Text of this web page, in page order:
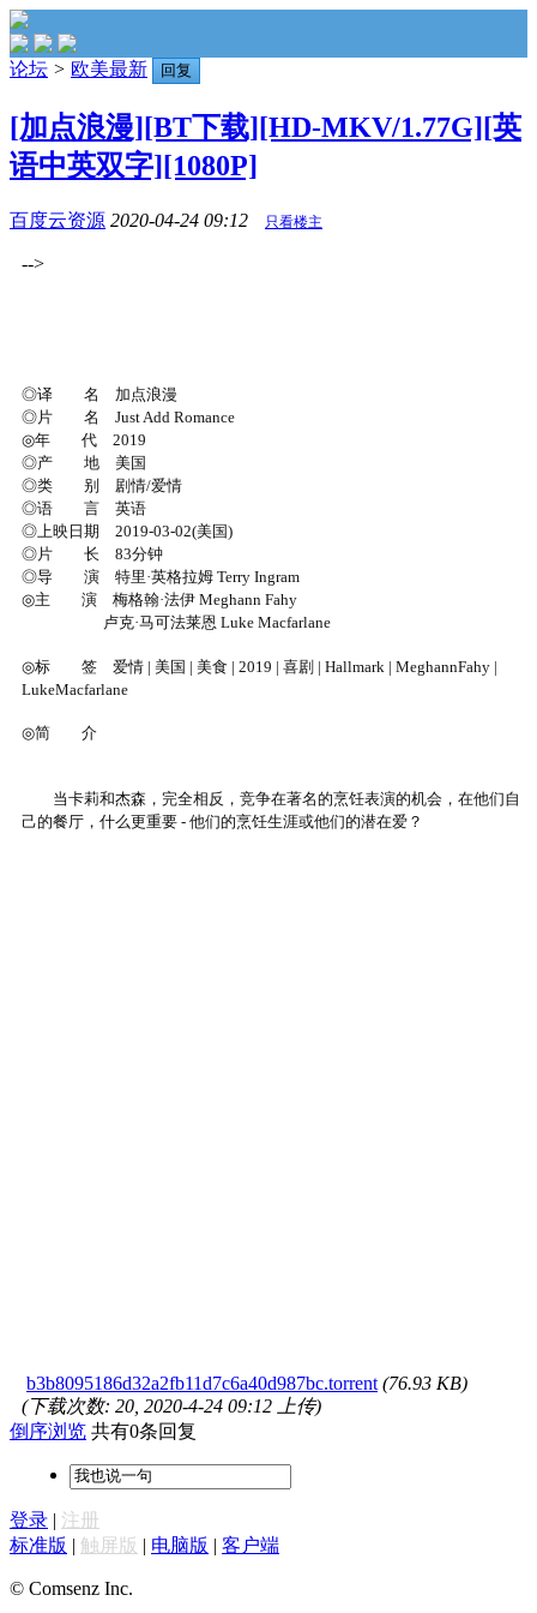
论坛 > 欧美最新 回复
[加点浪漫][BT下载][HD-MKV/1.77G][英
语中英双字][1080P]
百度云资源 2020-04-24 09:12 只看楼主
-->
◎译 名 加点浪漫
◎片 名 Just Add Romance
◎年 代 2019
◎产 地 美国
◎类 别 剧情/爱情
◎语 言 英语
◎上映日期 2019-03-02(美国)
◎片 长 83分钟
◎导 演 特里·英格拉姆 Terry Ingram
◎主 演 梅格翰·法伊 Meghann Fahy
卢克·马可法莱恩 Luke Macfarlane
◎标 签 爱情 | 美国 | 美食 | 2019 | 喜剧 | Hallmark | MeghannFahy |
LukeMacfarlane
◎简 介
当卡莉和杰森，完全相反，竞争在著名的烹饪表演的机会，在他们自
己的餐厅，什么更重要 - 他们的烹饪生涯或他们的潜在爱？
b3b8095186d32a2fb11d7c6a40d987bc.torrent (76.93 KB)
(下载次数: 20, 2020-4-24 09:12 上传)
倒序浏览 共有0条回复
登录 | 注册
标准版 | 触屏版 | 电脑版 | 客户端
© Comsenz Inc.